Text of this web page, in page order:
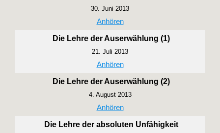
30. Juni 2013
Anhören
Die Lehre der Auserwählung (1)
21. Juli 2013
Anhören
Die Lehre der Auserwählung (2)
4. August 2013
Anhören
Die Lehre der absoluten Unfähigkeit